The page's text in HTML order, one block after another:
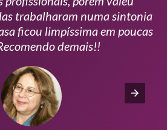
trabalharam numa sintonia
ficou limpíssima em poucas
demais!!